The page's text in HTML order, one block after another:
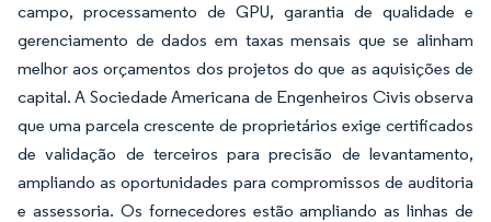
campo, processamento de GPU, garantia de qualidade e
gerenciamento de dados em taxas mensais que se alinham
melhor aos orçamentos dos projetos do que as aquisições de
capital. A Sociedade Americana de Engenheiros Civis observa
que uma parcela crescente de proprietários exige certificados
de validação de terceiros para precisão de levantamento,
ampliando as oportunidades para compromissos de auditoria
e assessoria. Os fornecedores estão ampliando as linhas de